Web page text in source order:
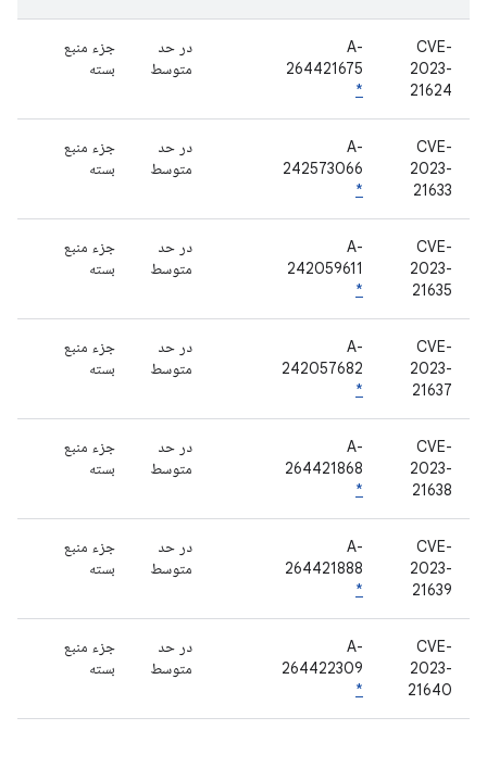
CVE-
2023-
21624
A-
264421675
*
در حد
متوسط
جزء منبع
بسته
CVE-
2023-
21633
A-
242573066
*
در حد
متوسط
جزء منبع
بسته
CVE-
2023-
21635
A-
242059611
*
در حد
متوسط
جزء منبع
بسته
CVE-
2023-
21637
A-
242057682
*
در حد
متوسط
جزء منبع
بسته
CVE-
2023-
21638
A-
264421868
*
در حد
متوسط
جزء منبع
بسته
CVE-
2023-
21639
A-
264421888
*
در حد
متوسط
جزء منبع
بسته
CVE-
2023-
21640
A-
264422309
*
در حد
متوسط
جزء منبع
بسته